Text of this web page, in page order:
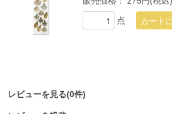
点
レビューを見る(0件)